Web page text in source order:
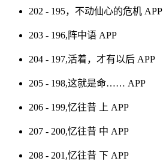
202 - 195，不动仙心的危机 APP
203 - 196,阵中语 APP
204 - 197,活着，才有以后 APP
205 - 198,这就是命…… APP
206 - 199,忆往昔 上 APP
207 - 200,忆往昔 中 APP
208 - 201,忆往昔 下 APP